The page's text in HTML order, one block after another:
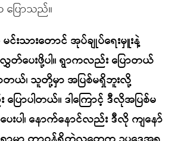
ပြောသည်။
င်းသားတောင် အုပ်ချုပ်ရေးမှူးနဲ့
တ်ပေးဖို့ပါ။ ရွာကလည်း ပြောတယ်
တယ်၊ သူတို့မှာ အပြစ်မရှိဘူးလို့
ောပါတယ်။ ဒါကြောင့် ဒီလိုအပြစ်မ
ပါ၊ နောက်နောင်လည်း ဒီလို ကျနော်